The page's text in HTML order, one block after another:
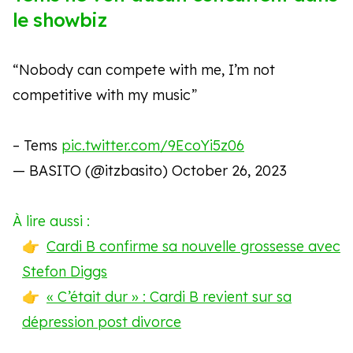
le showbiz
“Nobody can compete with me, I’m not
competitive with my music”
– Tems pic.twitter.com/9EcoYi5z06
— BASITO (@itzbasito) October 26, 2023
À lire aussi :
Cardi B confirme sa nouvelle grossesse avec
Stefon Diggs
« C’était dur » : Cardi B revient sur sa
dépression post divorce